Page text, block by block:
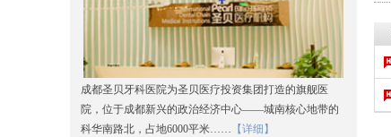
成都圣贝牙科医院为圣贝医疗投资集团打造的旗舰医
院，位于成都新兴的政治经济中心——城南核心地带的
科华南路北，占地6000平米…… 【详细】